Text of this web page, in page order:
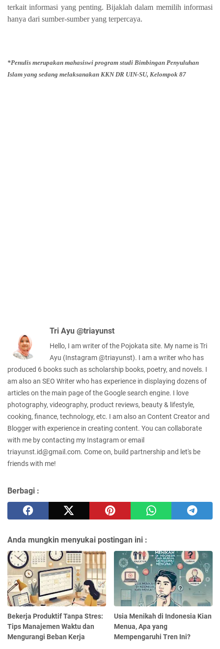
terkait informasi yang penting. Bijaklah dalam memilih informasi
hanya dari sumber-sumber yang terpercaya.
*Penulis merupakan mahasiswi program studi Bimbingan Penyuluhan
Islam yang sedang melaksanakan KKN DR UIN-SU, Kelompok 87
Tri Ayu @triayunst
Hello, I am writer of the Pojokata site. My name is Tri
Ayu (Instagram @triayunst). I am a writer who has
produced 6 books such as scholarship books, poetry, and novels. I
am also an SEO Writer who has experience in displaying dozens of
articles on the main page of the Google search engine. I love
photography, videography, product reviews, beauty & lifestyle,
cooking, finance, technology, etc. I am also an Content Creator and
Blogger with experience in creating content. You can collaborate
with me by contacting my Instagram or email
triayunst.id@gmail.com. Come on, build partnership and let's be
friends with me!
Berbagi :
Anda mungkin menyukai postingan ini :
Bekerja Produktif Tanpa Stres:
Tips Manajemen Waktu dan
Mengurangi Beban Kerja
Usia Menikah di Indonesia Kian
Menua, Apa yang
Mempengaruhi Tren Ini?